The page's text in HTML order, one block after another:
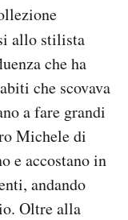
allo stilista
che ha
che scovava
a fare grandi
Michele di
e accostano in
andando
Oltre alla